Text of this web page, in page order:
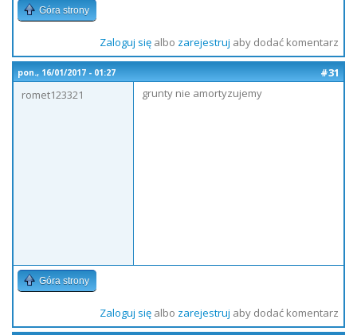
Góra strony
Zaloguj sięalbo zarejestruj aby dodać komentarz
pon., 16/01/2017 - 01:27
#31
romet123321
grunty nie amortyzujemy
Góra strony
Zaloguj sięalbo zarejestruj aby dodać komentarz